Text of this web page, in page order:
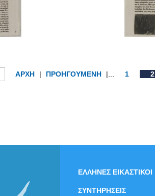
ΑΡΧΗ | ΠΡΟΗΓΟΥΜΕΝΗ |... 1 2
ΕΛΛΗΝΕΣ ΕΙΚΑΣΤΙΚΟΙ
ΣΥΝΤΗΡΗΣΕΙΣ